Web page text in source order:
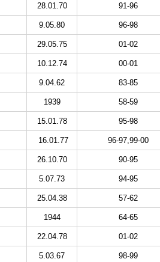
28.01.70 91-96
9.05.80 96-98
29.05.75 01-02
10.12.74 00-01
9.04.62 83-85
1939 58-59
15.01.78 95-98
16.01.77 96-97,99-00
26.10.70 90-95
5.07.73 94-95
25.04.38 57-62
1944 64-65
22.04.78 01-02
5.03.67 98-99